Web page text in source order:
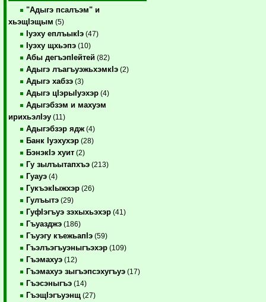
"Адыгэ псалъэм" и
хьэщIэщым (5)
Iуэху еплъыкIэ (47)
Iуэху щхьэпэ (10)
Абы дегъэпIейтей (82)
Адыгэ лъагъуэжьхэмкIэ (2)
Адыгэ хабзэ (3)
Адыгэ цIэрыIуэхэр (4)
Адыгэбзэм и махуэм
ирихьэлIэу (11)
Адыгэбзэр ядж (4)
Банк Iуэхухэр (28)
БэнэкIэ хуит (2)
Гу зылъытапхъэ (213)
Гуауэ (4)
ГукъэкIыжхэр (26)
Гулъытэ (29)
ГуфIэгъуэ зэхыхьэхэр (41)
Гъуазджэ (186)
Гъуэгу къежьапIэ (59)
Гъэлъэгъуэныгъэхэр (109)
Гъэмахуэ (12)
Гъэмахуэ зыгъэпсэхугъуэ (17)
Гъэсэныгъэ (14)
ГъэщIэгъуэнщ (27)